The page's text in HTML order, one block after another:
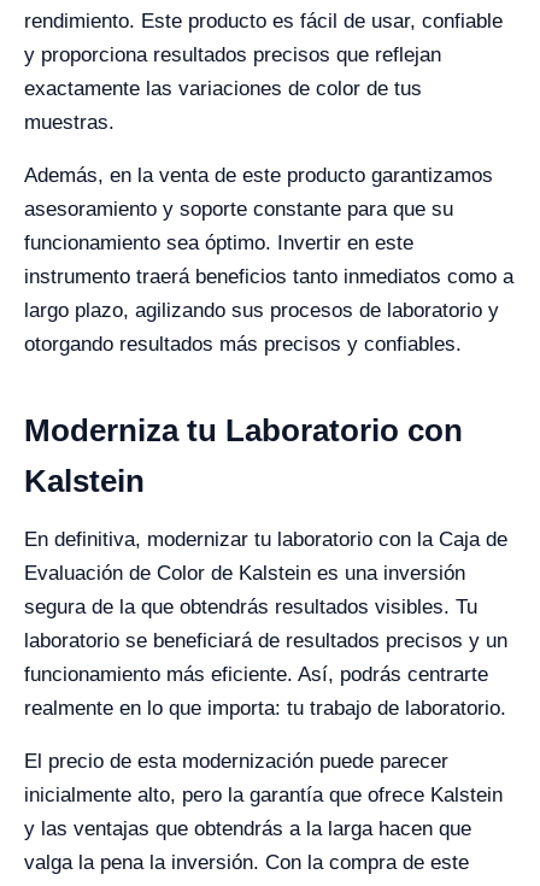
rendimiento. Este producto es fácil de usar, confiable
y proporciona resultados precisos que reflejan
exactamente las variaciones de color de tus
muestras.
Además, en la venta de este producto garantizamos
asesoramiento y soporte constante para que su
funcionamiento sea óptimo. Invertir en este
instrumento traerá beneficios tanto inmediatos como a
largo plazo, agilizando sus procesos de laboratorio y
otorgando resultados más precisos y confiables.
Moderniza tu Laboratorio con
Kalstein
En definitiva, modernizar tu laboratorio con la Caja de
Evaluación de Color de Kalstein es una inversión
segura de la que obtendrás resultados visibles. Tu
laboratorio se beneficiará de resultados precisos y un
funcionamiento más eficiente. Así, podrás centrarte
realmente en lo que importa: tu trabajo de laboratorio.
El precio de esta modernización puede parecer
inicialmente alto, pero la garantía que ofrece Kalstein
y las ventajas que obtendrás a la larga hacen que
valga la pena la inversión. Con la compra de este